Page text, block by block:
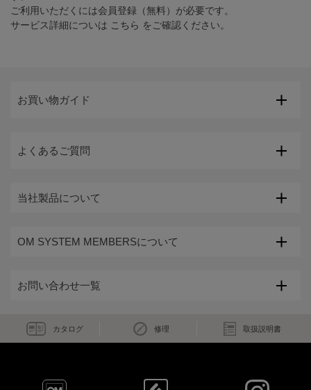
お買い物ガイド
よくあるご質問
当社製品について
OM SYSTEM MEMBERSについて
お問い合わせ一覧
ご利用いただくには会員登録（無料）が必要です。
サービス詳細についは こちら をご確認ください。
カタログ 修理 取扱説明書